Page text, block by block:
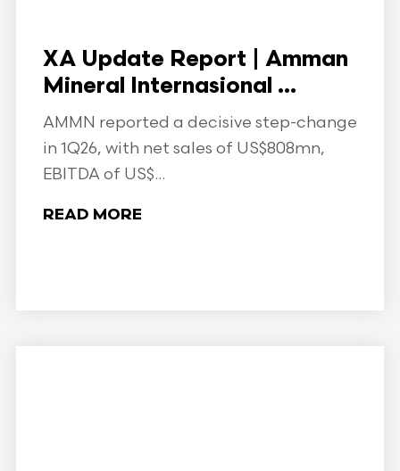
XA Update Report | Amman
Mineral Internasional ...
AMMN reported a decisive step-change
in 1Q26, with net sales of US$808mn,
EBITDA of US$...
READ MORE